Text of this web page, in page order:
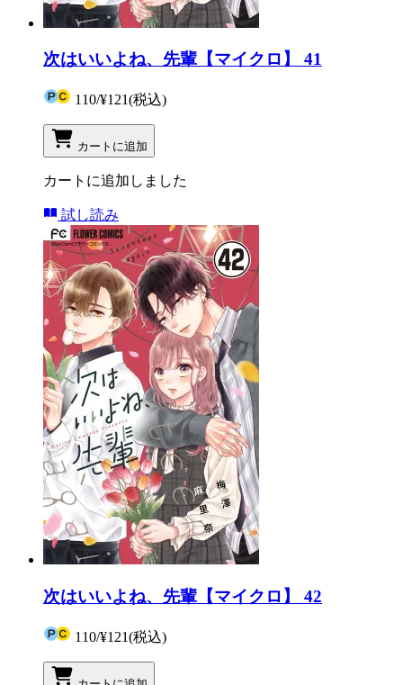
次はいいよね、先輩【マイクロ】 41
110/¥121(税込)
カートに追加
カートに追加しました
試し読み
次はいいよね、先輩【マイクロ】 42
110/¥121(税込)